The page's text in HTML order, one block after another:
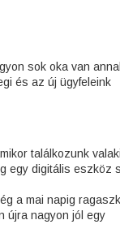
sok oka van
és az új ügyfeleink
találkozunk
egy digitális eszköz
a mai napig
újra nagyon jól egy